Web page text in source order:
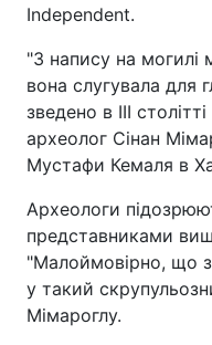
Independent.
"З напису на могилі
вона слугувала для
зведено в III
археолог Сінан
Мустафи Кемаля в
Археологи
представниками
"Малоймовірно, що
у такий
Мімароглу.